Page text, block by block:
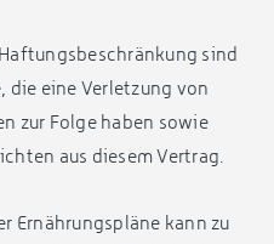
sind
eine Verletzung von
zur Folge haben sowie
aus diesem Vertrag.
Ernährungspläne kann zu